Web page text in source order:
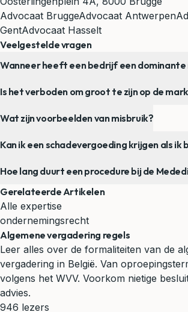
Advocaat BruggeAdvocaat Antwerpen
GentAdvocaat Hasselt
Veelgestelde vragen
Wanneer heeft een bedrijf een
Is het verboden om groot te zijn op de
Wat zijn voorbeelden van misbruik?
Kan ik een schadevergoeding krijgen als ik
Hoe lang duurt een procedure bij de
Gerelateerde Artikelen
Alle expertise
ondernemingsrecht
Algemene vergadering regels
Leer alles over de formaliteiten van de
vergadering in België. Van
volgens het WVV. Voorkom nietige
advies.
946 lezers